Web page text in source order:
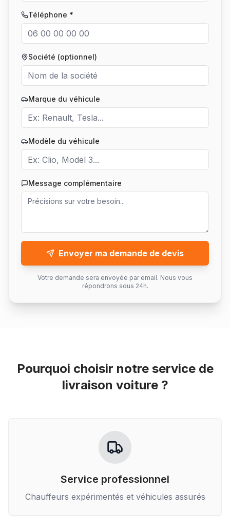
Téléphone *
Société (optionnel)
Marque du véhicule
Modèle du véhicule
Message complémentaire
Envoyer ma demande de devis
Votre demande sera envoyée par email. Nous vous
répondrons sous 24h.
Pourquoi choisir notre service de
livraison voiture?
Service professionnel
Chauffeurs expérimentés et véhicules assurés